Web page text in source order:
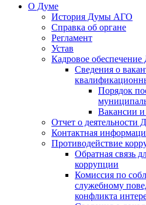
О Думе
История Думы АГО
Справка об органе
Регламент
Устав
Кадровое
Сведения о
Порядок
Вакансии
Отчет о деятельности
Контактная
Противодействие
Обратная связь
коррупции
Комиссия по
служебному
конфликта